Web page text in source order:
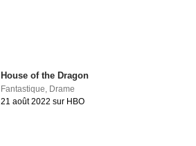
House of the Dragon
Fantastique, Drame
21 août 2022 sur HBO